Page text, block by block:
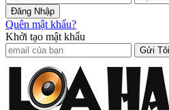
Quên mật khẩu?
Khởi tạo mật khẩu